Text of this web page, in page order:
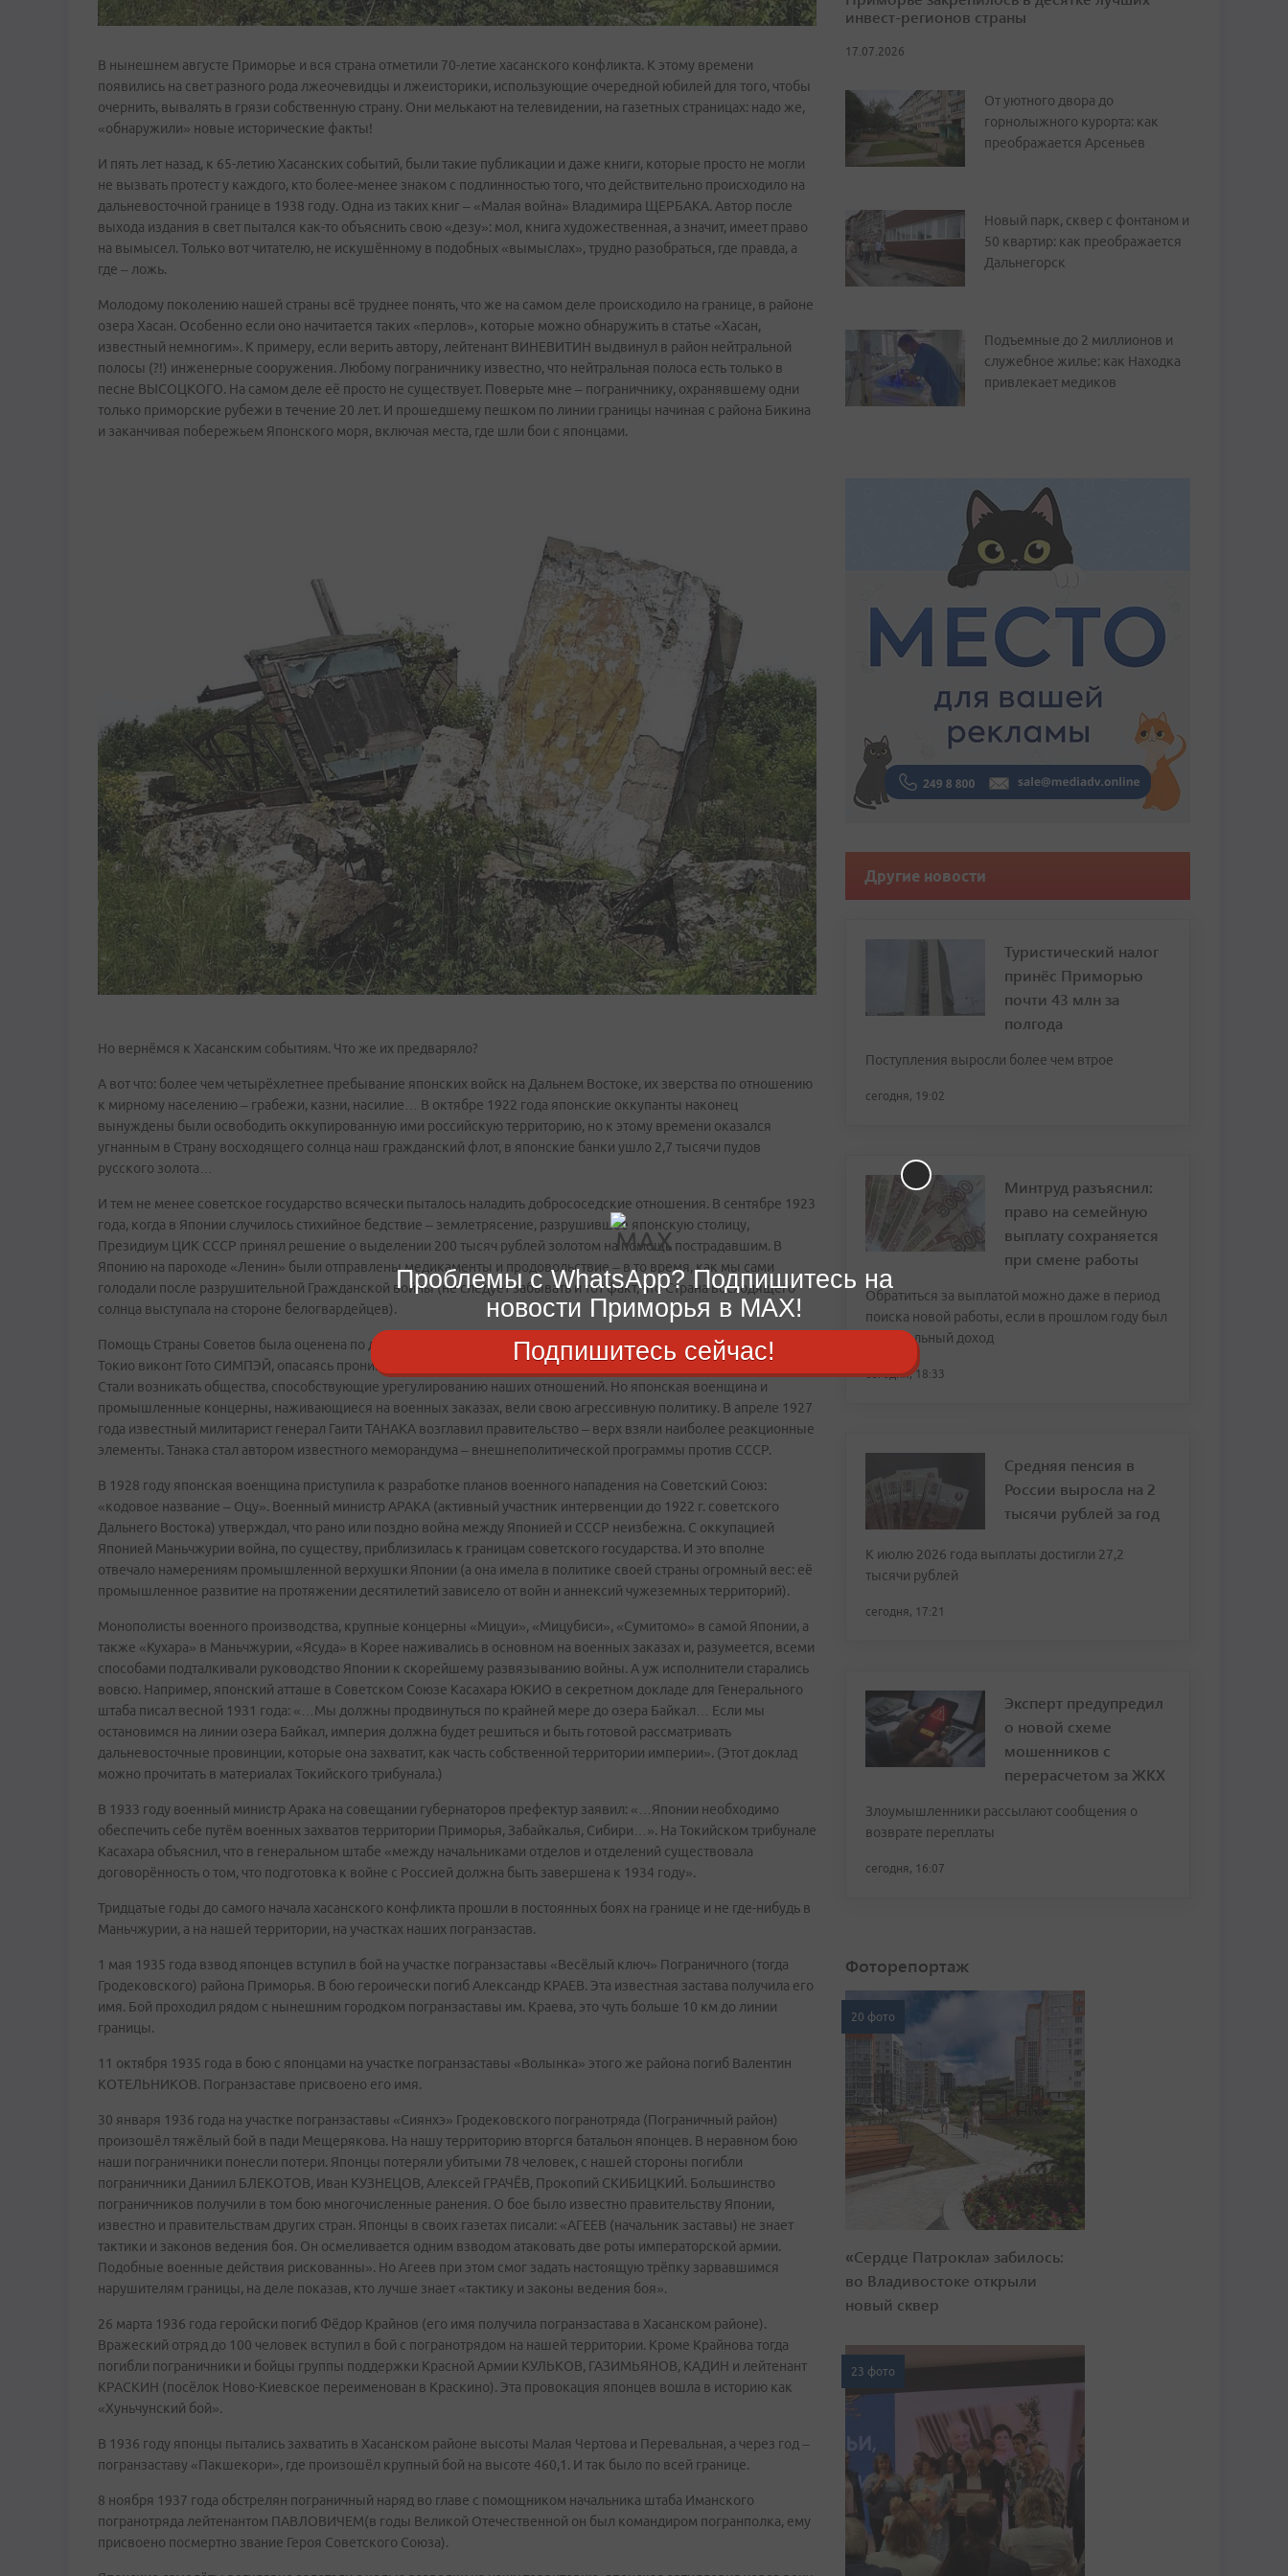
В нынешнем августе Приморье и вся страна отметили 70-летие хасанского конфликта. К этому времени
появились на свет разного рода лжеочевидцы и лжеисторики, использующие очередной юбилей для того, чтобы
очернить, вывалять в грязи собственную страну. Они мелькают на телевидении, на газетных страницах: надо же,
«обнаружили» новые исторические факты!
И пять лет назад, к 65-летию Хасанских событий, были такие публикации и даже книги, которые просто не могли
не вызвать протест у каждого, кто более-менее знаком с подлинностью того, что действительно происходило на
дальневосточной границе в 1938 году. Одна из таких книг – «Малая война» Владимира ЩЕРБАКА. Автор после
выхода издания в свет пытался как-то объяснить свою «дезу»: мол, книга художественная, а значит, имеет право
на вымысел. Только вот читателю, не искушённому в подобных «вымыслах», трудно разобраться, где правда, а
где – ложь.
Молодому поколению нашей страны всё труднее понять, что же на самом деле происходило на границе, в районе
озера Хасан. Особенно если оно начитается таких «перлов», которые можно обнаружить в статье «Хасан,
известный немногим». К примеру, если верить автору, лейтенант ВИНЕВИТИН выдвинул в район нейтральной
полосы (?!) инженерные сооружения. Любому пограничнику известно, что нейтральная полоса есть только в
песне ВЫСОЦКОГО. На самом деле её просто не существует. Поверьте мне – пограничнику, охранявшему одни
только приморские рубежи в течение 20 лет. И прошедшему пешком по линии границы начиная с района Бикина
и заканчивая побережьем Японского моря, включая места, где шли бои с японцами.
Но вернёмся к Хасанским событиям. Что же их предваряло?
А вот что: более чем четырёхлетнее пребывание японских войск на Дальнем Востоке, их зверства по отношению
к мирному населению – грабежи, казни, насилие… В октябре 1922 года японские оккупанты наконец
вынуждены были освободить оккупированную ими российскую территорию, но к этому времени оказался
угнанным в Страну восходящего солнца наш гражданский флот, в японские банки ушло 2,7 тысячи пудов
русского золота…
И тем не менее советское государство всячески пыталось наладить добрососедские отношения. В сентябре 1923
года, когда в Японии случилось стихийное бедствие – землетрясение, разрушившее японскую столицу,
Президиум ЦИК СССР принял решение о выделении 200 тысяч рублей золотом на помощь пострадавшим. В
Японию на пароходе «Ленин» были отправлены медикаменты и продовольствие – в то время, как мы сами
голодали после разрушительной Гражданской войны (не следует забывать и тот факт, что Страна восходящего
солнца выступала на стороне белогвардейцев).
Помощь Страны Советов была оценена по достоинству японским народом и отдельными политиками. Так, мэр
Токио виконт Гото СИМПЭЙ, опасаясь проникновения США на Дальний Восток, выступил за сближение с Россией.
Стали возникать общества, способствующие урегулированию наших отношений. Но японская военщина и
промышленные концерны, наживающиеся на военных заказах, вели свою агрессивную политику. В апреле 1927
года известный милитарист генерал Гаити ТАНАКА возглавил правительство – верх взяли наиболее реакционные
элементы. Танака стал автором известного меморандума – внешнеполитической программы против СССР.
В 1928 году японская военщина приступила к разработке планов военного нападения на Советский Союз:
«кодовое название – Оцу». Военный министр АРАКА (активный участник интервенции до 1922 г. советского
Дальнего Востока) утверждал, что рано или поздно война между Японией и СССР неизбежна. С оккупацией
Японией Маньчжурии война, по существу, приблизилась к границам советского государства. И это вполне
отвечало намерениям промышленной верхушки Японии (а она имела в политике своей страны огромный вес: её
промышленное развитие на протяжении десятилетий зависело от войн и аннексий чужеземных территорий).
Монополисты военного производства, крупные концерны «Мицуи», «Мицубиси», «Сумитомо» в самой Японии, а
также «Кухара» в Маньчжурии, «Ясуда» в Корее наживались в основном на военных заказах и, разумеется, всеми
способами подталкивали руководство Японии к скорейшему развязыванию войны. А уж исполнители старались
вовсю. Например, японский атташе в Советском Союзе Касахара ЮКИО в секретном докладе для Генерального
штаба писал весной 1931 года: «…Мы должны продвинуться по крайней мере до озера Байкал… Если мы
остановимся на линии озера Байкал, империя должна будет решиться и быть готовой рассматривать
дальневосточные провинции, которые она захватит, как часть собственной территории империи». (Этот доклад
можно прочитать в материалах Токийского трибунала.)
В 1933 году военный министр Арака на совещании губернаторов префектур заявил: «…Японии необходимо
обеспечить себе путём военных захватов территории Приморья, Забайкалья, Сибири…». На Токийском трибунале
Касахара объяснил, что в генеральном штабе «между начальниками отделов и отделений существовала
договорённость о том, что подготовка к войне с Россией должна быть завершена к 1934 году».
Тридцатые годы до самого начала хасанского конфликта прошли в постоянных боях на границе и не где-нибудь в
Маньчжурии, а на нашей территории, на участках наших погранзастав.
1 мая 1935 года взвод японцев вступил в бой на участке погранзаставы «Весёлый ключ» Пограничного (тогда
Гродековского) района Приморья. В бою героически погиб Александр КРАЕВ. Эта известная застава получила его
имя. Бой проходил рядом с нынешним городком погранзаставы им. Краева, это чуть больше 10 км до линии
границы.
11 октября 1935 года в бою с японцами на участке погранзаставы «Волынка» этого же района погиб Валентин
КОТЕЛЬНИКОВ. Погранзаставе присвоено его имя.
30 января 1936 года на участке погранзаставы «Сиянхэ» Гродековского погранотряда (Пограничный район)
произошёл тяжёлый бой в пади Мещерякова. На нашу территорию вторгся батальон японцев. В неравном бою
наши пограничники понесли потери. Японцы потеряли убитыми 78 человек, с нашей стороны погибли
пограничники Даниил БЛЕКОТОВ, Иван КУЗНЕЦОВ, Алексей ГРАЧЁВ, Прокопий СКИБИЦКИЙ. Большинство
пограничников получили в том бою многочисленные ранения. О бое было известно правительству Японии,
известно и правительствам других стран. Японцы в своих газетах писали: «АГЕЕВ (начальник заставы) не знает
тактики и законов ведения боя. Он осмеливается одним взводом атаковать две роты императорской армии.
Подобные военные действия рискованны». Но Агеев при этом смог задать настоящую трёпку зарвавшимся
нарушителям границы, на деле показав, кто лучше знает «тактику и законы ведения боя».
26 марта 1936 года геройски погиб Фёдор Крайнов (его имя получила погранзастава в Хасанском районе).
Вражеский отряд до 100 человек вступил в бой с погранотрядом на нашей территории. Кроме Крайнова тогда
погибли пограничники и бойцы группы поддержки Красной Армии КУЛЬКОВ, ГАЗИМЬЯНОВ, КАДИН и лейтенант
КРАСКИН (посёлок Ново-Киевское переименован в Краскино). Эта провокация японцев вошла в историю как
«Хуньчунский бой».
В 1936 году японцы пытались захватить в Хасанском районе высоты Малая Чертова и Перевальная, а через год –
погранзаставу «Пакшекори», где произошёл крупный бой на высоте 460,1. И так было по всей границе.
8 ноября 1937 года обстрелян пограничный наряд во главе с помощником начальника штаба Иманского
погранотряда лейтенантом ПАВЛОВИЧЕМ(в годы Великой Отечественной он был командиром погранполка, ему
присвоено посмертно звание Героя Советского Союза).
инвест-регионов страны
17.07.2026
От уютного двора до
горнолыжного курорта: как
преображается Арсеньев
Новый парк, сквер с фонтаном и
50 квартир: как преображается
Дальнегорск
Подъемные до 2 миллионов и
служебное жилье: как Находка
привлекает медиков
Другие новости
Туристический налог
принёс Приморью
почти 43 млн за
полгода
Поступления выросли более чем втрое
сегодня, 19:02
Минтруд разъяснил:
право на семейную
выплату сохраняется
при смене работы
Обратиться за выплатой можно даже в период
поиска новой работы, если в прошлом году был
официальный доход
сегодня, 18:33
Средняя пенсия в
России выросла на 2
тысячи рублей за год
К июлю 2026 года выплаты достигли 27,2
тысячи рублей
сегодня, 17:21
Эксперт предупредил
о новой схеме
мошенников с
перерасчетом за ЖКХ
Злоумышленники рассылают сообщения о
возврате переплаты
сегодня, 16:07
Фоторепортаж
20 фото
«Сердце Патрокла» забилось:
во Владивостоке открыли
новый сквер
23 фото
Проблемы с WhatsApp? Подпишитесь на
новости Приморья в MAX!
Подпишитесь сейчас!